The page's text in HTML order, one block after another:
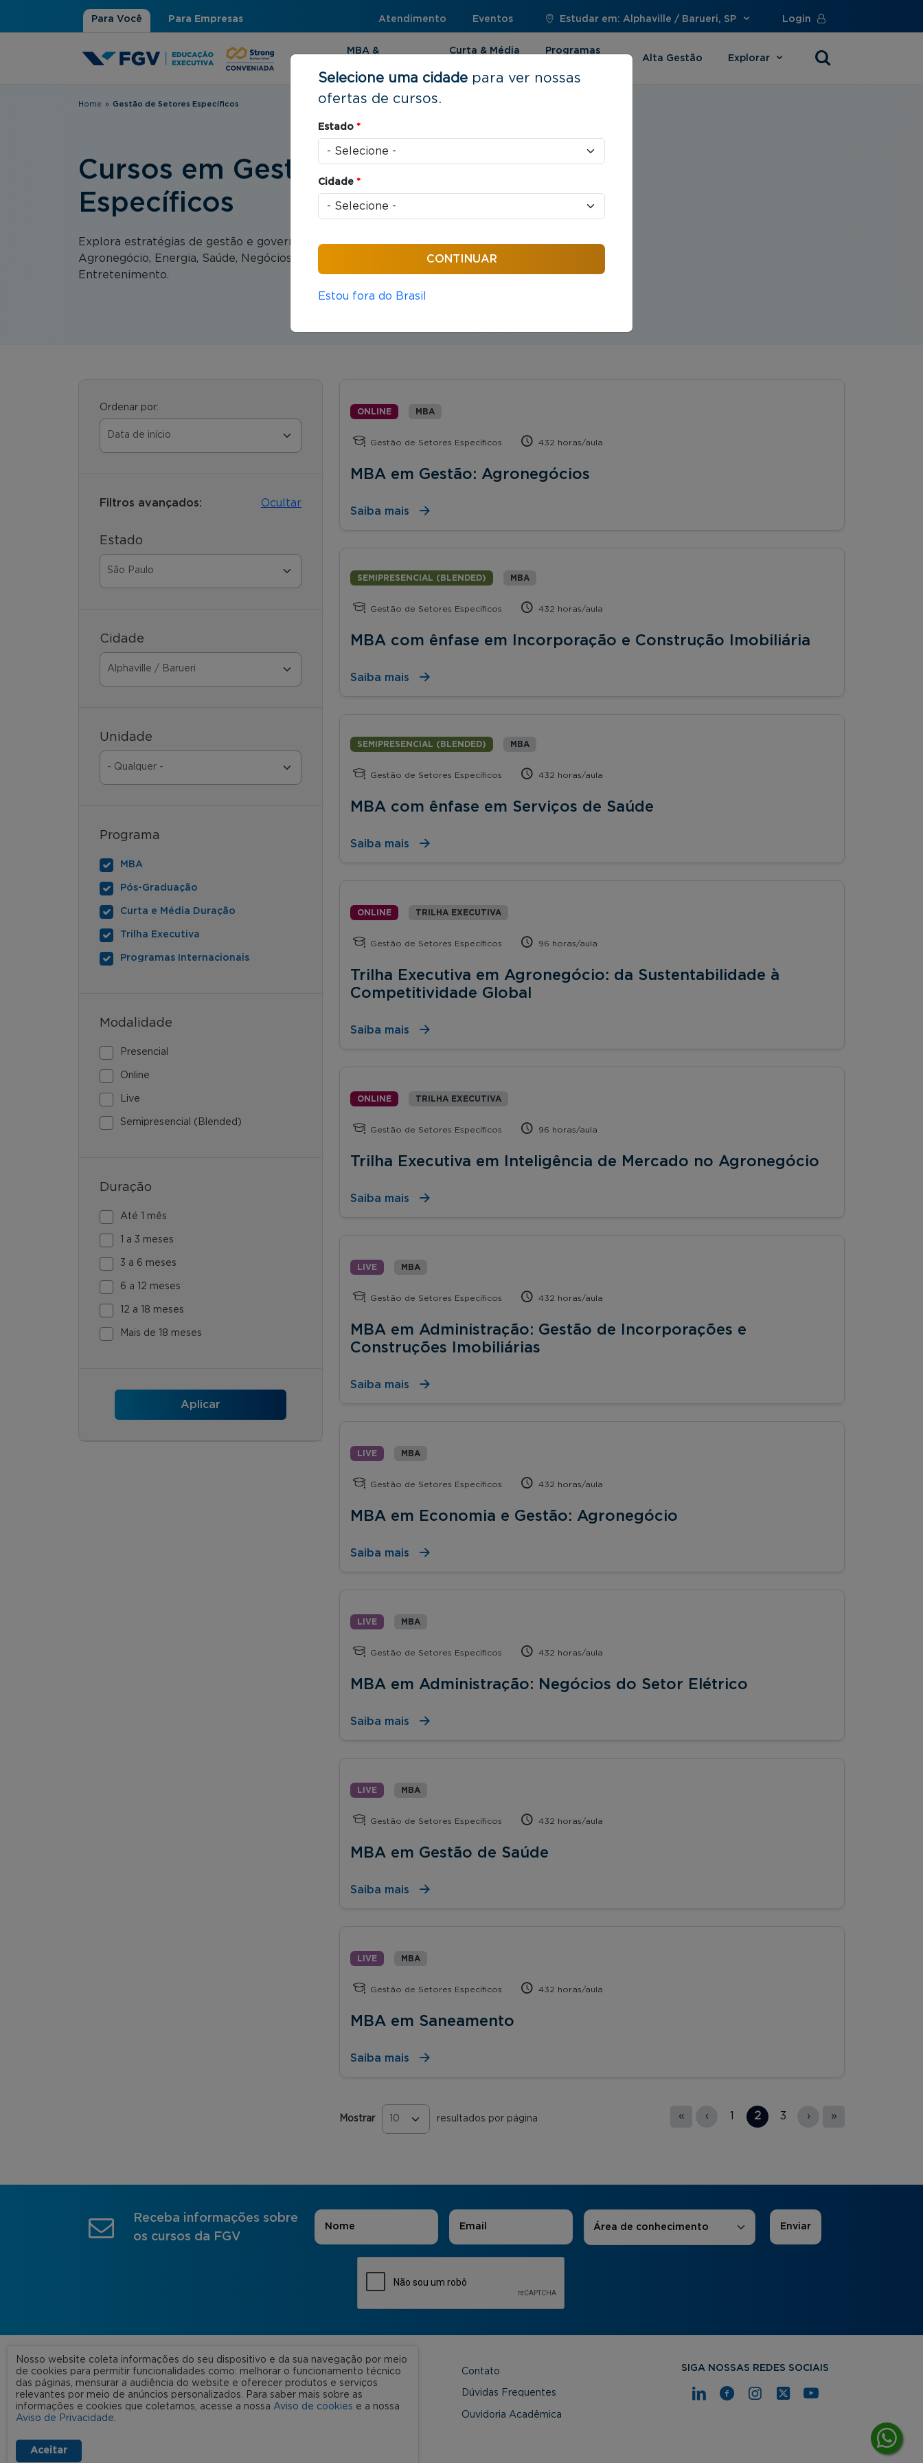
Para Você Para Empresas Atendimento Eventos Estudar em: Alphaville / Barueri, SP Login
MBA &
Curta & Média
Programas
Alta Gestão Explorar
Você está aqui
Home » Gestão de Setores Específicos
Cursos em Gestão de Setores
Específicos
Explora estratégias de gestão e governança, abrangendo áreas de relevância como
Agronegócio, Energia, Saúde, Negócios Imobiliários, Cooperativismo, Arquitetura, Esporte e
Entretenimento.
Ordenar por:
Filtros avançados: Ocultar
Estado
Cidade
Unidade
Programa
MBA
Pós-Graduação
Curta e Média Duração
Trilha Executiva
Programas Internacionais
Modalidade
Presencial
Online
Live
Semipresencial (Blended)
Duração
Até 1 mês
1 a 3 meses
3 a 6 meses
6 a 12 meses
12 a 18 meses
Mais de 18 meses
ONLINE MBA
Gestão de Setores Específicos 432 horas/aula
MBA em Gestão: Agronegócios
Saiba mais
SEMIPRESENCIAL (BLENDED) MBA
Gestão de Setores Específicos 432 horas/aula
MBA com ênfase em Incorporação e Construção Imobiliária
Saiba mais
SEMIPRESENCIAL (BLENDED) MBA
Gestão de Setores Específicos 432 horas/aula
MBA com ênfase em Serviços de Saúde
Saiba mais
ONLINE TRILHA EXECUTIVA
Gestão de Setores Específicos 96 horas/aula
Trilha Executiva em Agronegócio: da Sustentabilidade à
Competitividade Global
Saiba mais
ONLINE TRILHA EXECUTIVA
Gestão de Setores Específicos 96 horas/aula
Trilha Executiva em Inteligência de Mercado no Agronegócio
Saiba mais
LIVE MBA
Gestão de Setores Específicos 432 horas/aula
MBA em Administração: Gestão de Incorporações e
Construções Imobiliárias
Saiba mais
LIVE MBA
Gestão de Setores Específicos 432 horas/aula
MBA em Economia e Gestão: Agronegócio
Saiba mais
LIVE MBA
Gestão de Setores Específicos 432 horas/aula
MBA em Administração: Negócios do Setor Elétrico
Saiba mais
LIVE MBA
Gestão de Setores Específicos 432 horas/aula
MBA em Gestão de Saúde
Saiba mais
LIVE MBA
Gestão de Setores Específicos 432 horas/aula
MBA em Saneamento
Saiba mais
Mostrar resultados por página
Páginas
« ‹ 1 2 3 › »
Receba informações sobre
os cursos da FGV
Nome E-mail Áreas de Interesse
Área de conhecimento
FGV 2023 © Todos os direitos
reservados
Termos de uso
A FGV Contato
Nossas Unidades Dúvidas Frequentes
Ouvidoria Acadêmica
SIGA NOSSAS REDES SOCIAIS
Selecione uma cidade para ver nossas
ofertas de cursos.
Estado *
Cidade *
Estou fora do Brasil
Nosso website coleta informações do seu dispositivo e da sua navegação por meio
de cookies para permitir funcionalidades como: melhorar o funcionamento técnico
das páginas, mensurar a audiência do website e oferecer produtos e serviços
relevantes por meio de anúncios personalizados. Para saber mais sobre as
informações e cookies que coletamos, acesse a nossa Aviso de cookies e a nossa
Aviso de Privacidade.
Aceitar